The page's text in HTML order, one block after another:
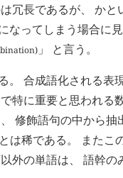
冗長であるが、 か
なってしまう場合に
」 と言う。
。 合成語化される表
特に重要と思われる
修飾語句の中から抽
は稀である。 またこ
外の単語は、 語幹